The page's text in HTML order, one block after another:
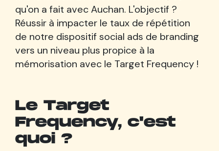
qu'on a fait avec Auchan. L'objectif ?
Réussir à impacter le taux de répétition
de notre dispositif social ads de branding
vers un niveau plus propice à la
mémorisation avec le Target Frequency !
Le Target
Frequency, c'est
quoi ?